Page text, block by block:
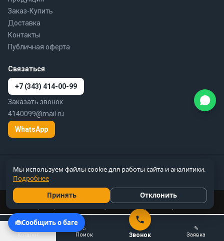
Заказ-Купить
Доставка
Контакты
Публичная оферта
Связаться
+7 (343) 414-00-99
Заказать звонок
4140099@mail.ru
WhatsApp
пневматики по России
Цены справочные, не являются публичной офертой
Цены и вся информация на сайте 777-gidra.ru носят справочный
Каталог
⌕
Поиск
Звонок
✎
Заявка
Мы используем файлы cookie для работы сайта и аналитики.
Подробнее
Принять
Отклонить